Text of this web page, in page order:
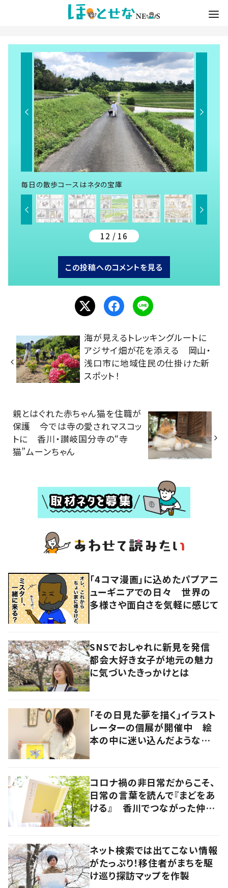
毎日の散歩コースはネタの宝庫
12 / 16
この投稿へのコメントを見る
海が見えるトレッキングルートに
アジサイ畑が花を添える 岡山・
浅口市に地域住民の仕掛けた新
スポット！
親とはぐれた赤ちゃん猫を住職が
保護 今では寺の愛されマスコッ
トに 香川・讃岐国分寺の“寺
猫”ムーンちゃん
「4コマ漫画」に込めたパプアニ
ューギニアでの日々 世界の
多様さや面白さを気軽に感じて
SNSでおしゃれに新見を発信
都会大好き女子が地元の魅力
に気づいたきっかけとは
「その日見た夢を描く」イラスト
レーターの個展が開催中 絵
本の中に迷い込んだような想
コロナ禍の非日常だからこそ、
日常の言葉を読んで『まどをあ
ける』 香川でつながった仲間
ネット検索では出てこない情報
がたっぷり！移住者がまちを駆
け巡り探訪マップを作製